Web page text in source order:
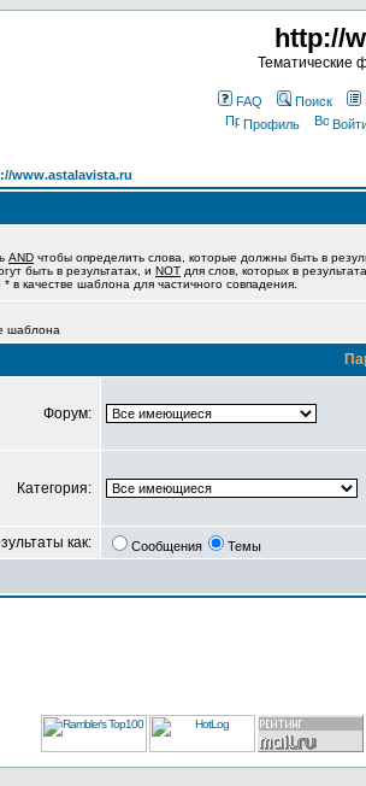
http://
Тематические
FAQ Поиск
Профиль
www.astalavista.ru
AND чтобы определить слова, которые должны быть в
быть в результатах, и NOT для слов, которых в
в качестве шаблона для частичного совпадения.
шаблона
Форум:
Категория:
как: Сообщения Темы